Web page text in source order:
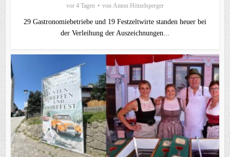
vor 4 Tagen von Anton Hötzelsperger
29 Gastronomiebetriebe und 19 Festzeltwirte standen heuer bei
der Verleihung der Auszeichnungen...